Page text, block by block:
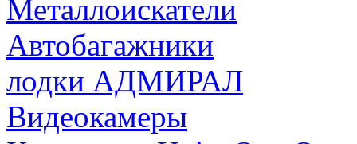
Металлоискатели
Автобагажники
лодки АДМИРАЛ
Видеокамеры